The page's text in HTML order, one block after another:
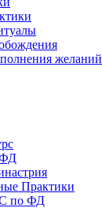
желаний
ФД
Практики
по ФД